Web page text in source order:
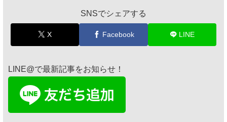
SNSでシェアする
X Facebook LINE
LINE@で最新記事をお知らせ！